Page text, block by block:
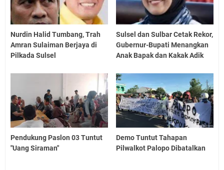
Nurdin Halid Tumbang, Trah
Amran Sulaiman Berjaya di
Pilkada Sulsel
Sulsel dan Sulbar Cetak Rekor,
Gubernur-Bupati Menangkan
Anak Bapak dan Kakak Adik
Pendukung Paslon 03 Tuntut
"Uang Siraman"
Demo Tuntut Tahapan
Pilwalkot Palopo Dibatalkan